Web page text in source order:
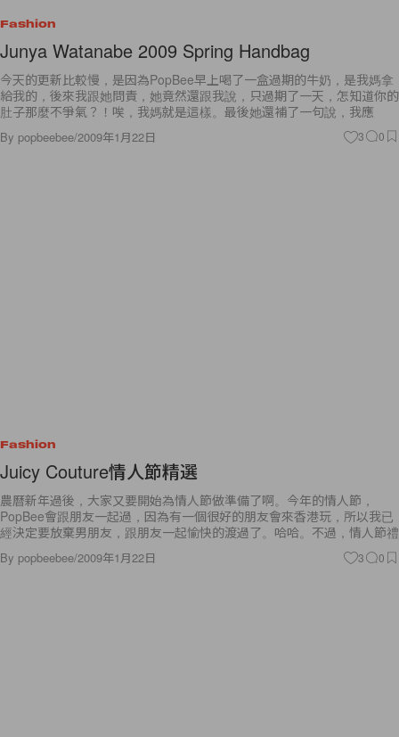
Fashion
Junya Watanabe 2009 Spring Handbag
今天的更新比較慢，是因為PopBee早上喝了一盒過期的牛奶，是我媽拿
給我的，後來我跟她問責，她竟然還跟我說，只過期了一天，怎知道你的
肚子那麼不爭氣？！唉，我媽就是這樣。最後她還補了一句說，我應
By popbeebee/2009年1月22日 3 0
Fashion
Juicy Couture情人節精選
農曆新年過後，大家又要開始為情人節做準備了啊。今年的情人節，
PopBee會跟朋友一起過，因為有一個很好的朋友會來香港玩，所以我已
經決定要放棄男朋友，跟朋友一起愉快的渡過了。哈哈。不過，情人節禮
By popbeebee/2009年1月22日 3 0